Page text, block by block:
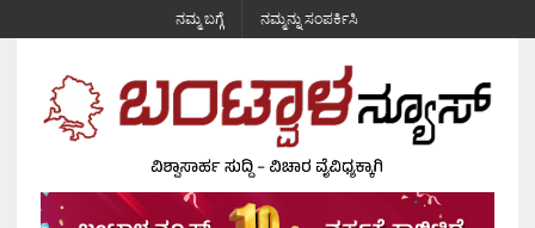
ನಮ್ಮ ಬಗ್ಗೆ ನಮ್ಮನ್ನು ಸಂಪರ್ಕಿಸಿ